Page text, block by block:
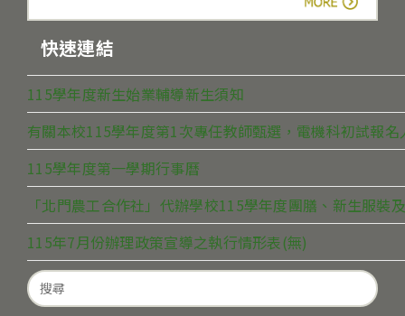
快速連結
115學年度新生始業輔導新生須知
有關本校115學年度第1次專任教師甄選，電機科初試報
115學年度第一學期行事曆
「北門農工合作社」代辦學校115學年度團膳、新生服裝
115年7月份辦理政策宣導之執行情形表(無)
Search
for: